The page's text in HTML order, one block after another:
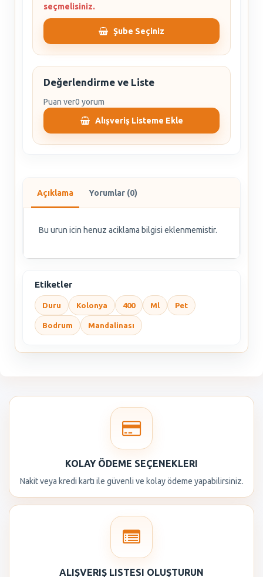
seçmelisiniz.
Şube Seçiniz
Değerlendirme ve Liste
Puan ver0 yorum
Alışveriş Listeme Ekle
Açıklama Yorumlar (0)
Bu urun icin henuz aciklama bilgisi eklenmemistir.
Etiketler
Duru Kolonya 400 Ml Pet
Bodrum Mandalinası
KOLAY ÖDEME SEÇENEKLERI
Nakit veya kredi kartı ile güvenli ve kolay ödeme yapabilirsiniz.
ALIŞVERIŞ LISTESI OLUŞTURUN